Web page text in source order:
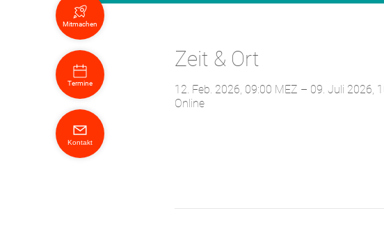
Mitmachen
Termine
Kontakt
Zeit & Ort
12. Feb. 2026, 09:00 MEZ – 09. Juli 2026,
Online